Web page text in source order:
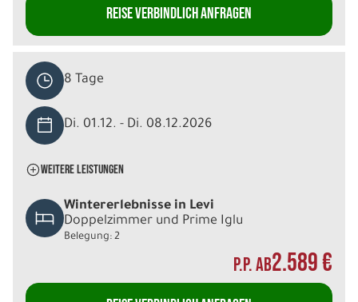
REISE VERBINDLICH ANFRAGEN
8 Tage
Di. 01.12. - Di. 08.12.2026
WEITERE LEISTUNGEN
Wintererlebnisse in Levi
Doppelzimmer und Prime Iglu
Belegung: 2
P.P. AB2.589 €